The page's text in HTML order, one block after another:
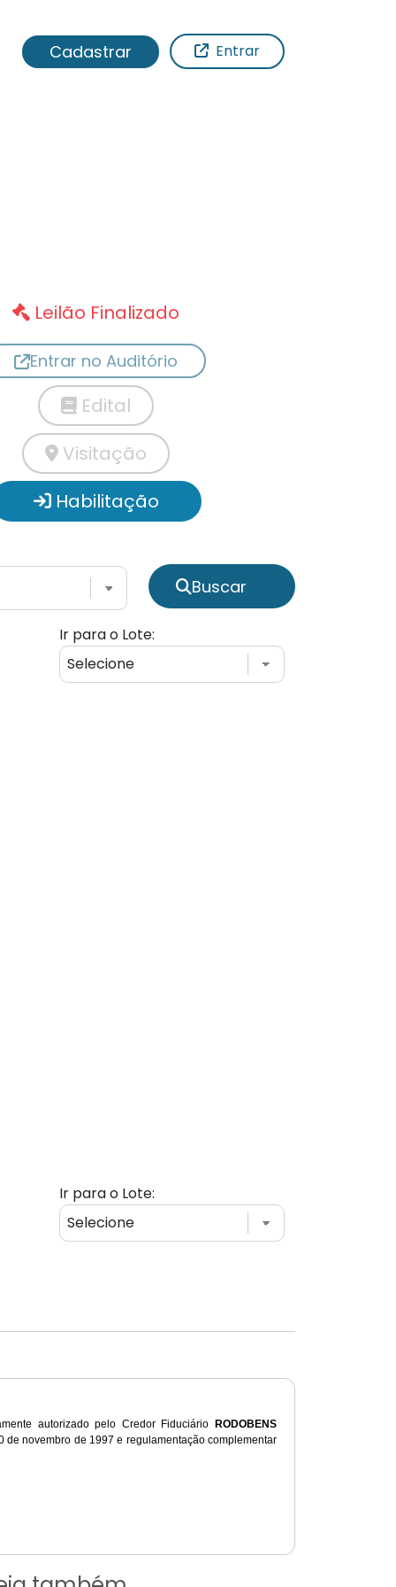
Cadastrar Entrar
Leilão Finalizado
Entrar no Auditório
Edital
Visitação
Habilitação
Buscar
Ir para o Lote:
Ir para o Lote:
autorizado pelo Credor FiduciárioRODOBENS
denovembro de 1997 e regulamentaçãocomplementar